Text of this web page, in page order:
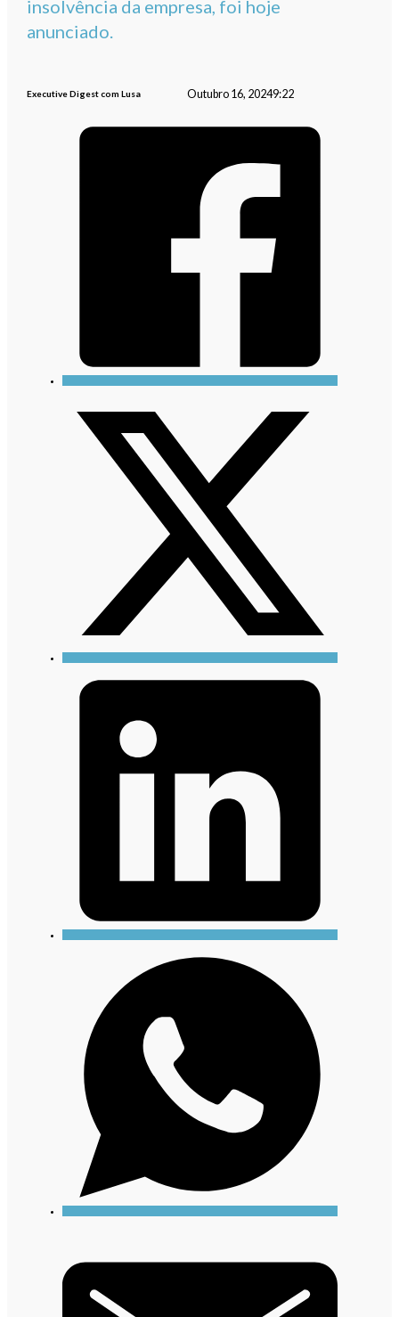
insolvência da empresa, foi hoje
anunciado.
Executive Digest com Lusa Outubro 16, 20249:22